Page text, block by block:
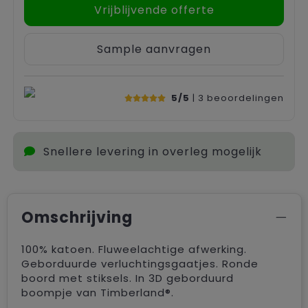
Vrijblijvende offerte
Sample aanvragen
5/5 | 3 beoordelingen
Snellere levering in overleg mogelijk
Omschrijving
100% katoen. Fluweelachtige afwerking.
Geborduurde verluchtingsgaatjes. Ronde
boord met stiksels. In 3D geborduurd
boompje van Timberland®.